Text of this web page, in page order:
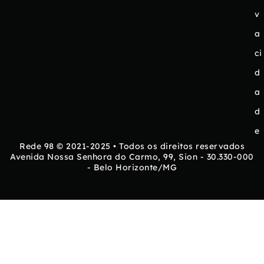
v
a
ci
d
a
d
e
Rede 98 © 2021-2025 • Todos os direitos reservados
Avenida Nossa Senhora do Carmo, 99, Sion - 30.330-000
- Belo Horizonte/MG